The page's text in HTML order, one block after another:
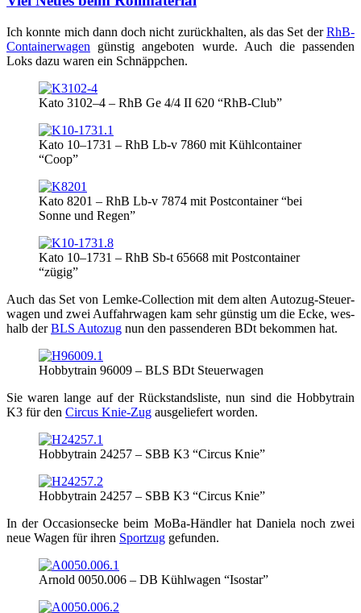
Ich konn­te mich dann doch nicht zurück­hal­ten, als das Set derRhB-
Con­tai­ner­wa­gen güns­tig ange­bo­ten wur­de. Auch die pas­sen­den
Loks dazu waren ein Schnäppchen.
Kato 3102–4 – RhB Ge 4/4 II 620 “RhB-Club”
Kato 10–1731 – RhB Lb‑v 7860 mit Kühl­con­tai­ner
“Coop”
Kato 8201 – RhB Lb‑v 7874 mit Post­con­tai­ner “bei
Son­ne und Regen”
Kato 10–1731 – RhB Sb‑t 65668 mit Post­con­tai­ner
“zügig”
Auch das Set von Lem­ke-Coll­ec­tion mit dem alten Auto­zug-Steu­er­
wa­gen und zwei Auf­fahr­wa­gen kam sehr güns­tig um die Ecke, wes­
halb derBLS Auto­zug nun den pas­sen­de­ren BDt bekom­men hat.
Hob­by­train 96009 – BLS BDt Steuerwagen
Sie waren lan­ge auf der Rück­stands­lis­te, nun sind die Hob­by­train
K3 für den Cir­cus Knie-Zug aus­ge­lie­fert worden.
Hob­by­train 24257 – SBB K3 “Cir­cus Knie”
Hob­by­train 24257 – SBB K3 “Cir­cus Knie”
In der Occa­si­ons­e­cke beim MoBa-Händ­ler hat Danie­la noch zwei
neue Wagen für ihren Sport­zug gefunden.
Arnold 0050.006 – DB Kühl­wa­gen “Iso­star”